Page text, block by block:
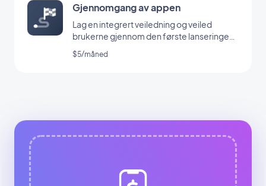
Gjennomgang av appen
Lag en integrert veiledning og veiled
brukerne gjennom den første lanseringen
av appen din
$5/måned